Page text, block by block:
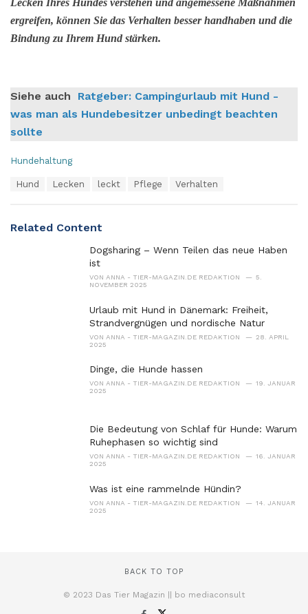
Lecken Ihres Hundes verstehen und angemessene Maßnahmen
ergreifen, können Sie das Verhalten besser handhaben und die
Bindung zu Ihrem Hund stärken.
Siehe auch
Ratgeber: Campingurlaub mit Hund -
was man als Hundebesitzer unbedingt beachten
sollte
C
o
r
Hundehaltung
:
Hund Lecken leckt Pflege Verhalten
Related Content
Dogsharing – Wenn Teilen das neue Haben
ist
VON ANNA - TIER-MAGAZIN.DE REDAKTION
5.
NOVEMBER 2025
Urlaub mit Hund in Dänemark: Freiheit,
Strandvergnügen und nordische Natur
VON ANNA - TIER-MAGAZIN.DE REDAKTION
28. APRIL
2025
Dinge, die Hunde hassen
VON ANNA - TIER-MAGAZIN.DE REDAKTION
19. JANUAR
2025
Die Bedeutung von Schlaf für Hunde: Warum
Ruhephasen so wichtig sind
VON ANNA - TIER-MAGAZIN.DE REDAKTION
16. JANUAR
2025
Was ist eine rammelnde Hündin?
VON ANNA - TIER-MAGAZIN.DE REDAKTION
14. JANUAR
2025
BACK TO TOP
© 2023 Das Tier Magazin || bo mediaconsult